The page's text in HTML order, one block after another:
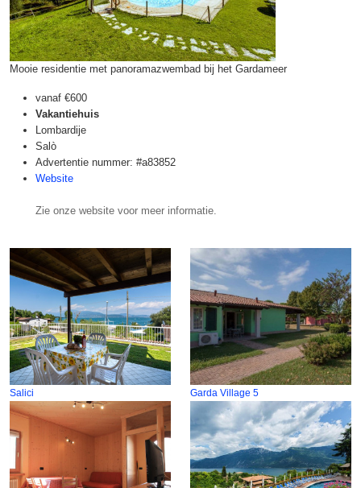
Mooie residentie met panoramazwembad bij het Gardameer
vanaf €600
Vakantiehuis
Lombardije
Salò
Advertentie nummer: #a83852
Website
Zie onze website voor meer informatie.
Salici Garda Village 5